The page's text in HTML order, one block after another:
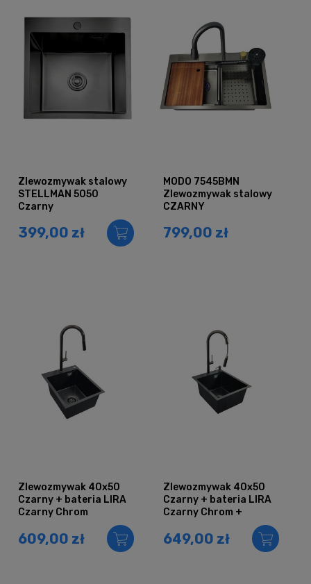
Zlewozmywak stalowy
STELLMAN 5050
Czarny
399,00 zł
MODO 7545BMN
Zlewozmywak stalowy
CZARNY
799,00 zł
Zlewozmywak 40x50
Czarny + bateria LIRA
Czarny Chrom
609,00 zł
Zlewozmywak 40x50
Czarny + bateria LIRA
Czarny Chrom +
649,00 zł